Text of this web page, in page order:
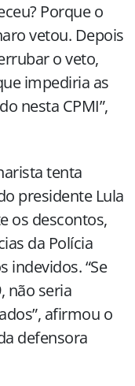
Porque o
vetou. Depois
o veto,
impediria as
nesta CPMI”,
tenta
presidente Lula
os descontos,
da Polícia
indevidos. “Se
não seria
afirmou o
defensora